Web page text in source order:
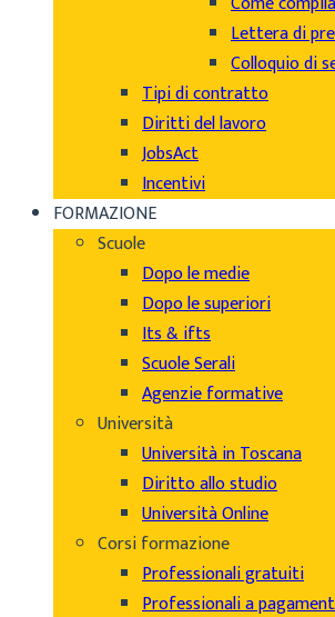
Lettera di
Colloquio di
Tipi di contratto
Diritti del lavoro
JobsAct
Incentivi
FORMAZIONE
Scuole
Dopo le medie
Dopo le superiori
Its & ifts
Scuole Serali
Agenzie formative
Università
Università in Toscana
Diritto allo studio
Università Online
Corsi formazione
Professionali gratuiti
Professionali a